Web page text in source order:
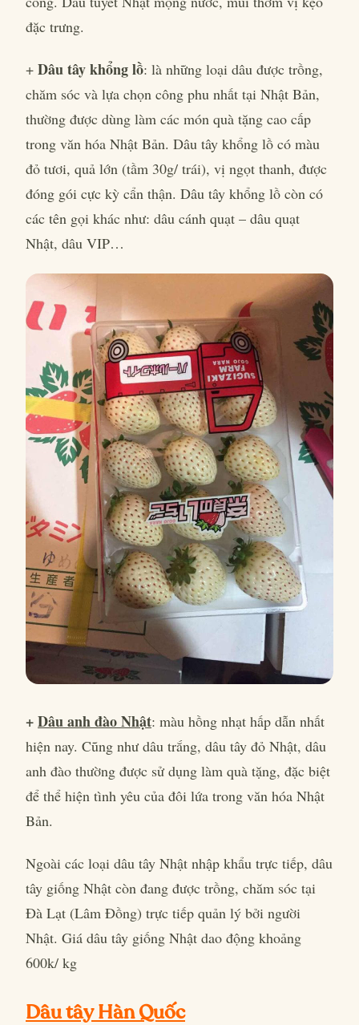
đặc trưng.
+ Dâu tây khổng lồ: là những loại dâu được trồng,
chăm sóc và lựa chọn công phu nhất tại Nhật Bản,
thường được dùng làm các món quà tặng cao cấp
trong văn hóa Nhật Bản. Dâu tây khổng lồ có màu
đỏ tươi, quả lớn (tầm 30g/ trái), vị ngọt thanh, được
đóng gói cực kỳ cẩn thận. Dâu tây khổng lồ còn có
các tên gọi khác như: dâu cánh quạt – dâu quạt
Nhật, dâu VIP…
+Dâu anh đào Nhật: màu hồng nhạt hấp dẫn nhất
hiện nay. Cũng như dâu trắng, dâu tây đỏ Nhật, dâu
anh đào thường được sử dụng làm quà tặng, đặc biệt
để thể hiện tình yêu của đôi lứa trong văn hóa Nhật
Bản.
Ngoài các loại dâu tây Nhật nhập khẩu trực tiếp, dâu
tây giống Nhật còn đang được trồng, chăm sóc tại
Đà Lạt (Lâm Đồng) trực tiếp quản lý bởi người
Nhật. Giá dâu tây giống Nhật dao động khoảng
600k/ kg
Dâu tây Hàn Quốc